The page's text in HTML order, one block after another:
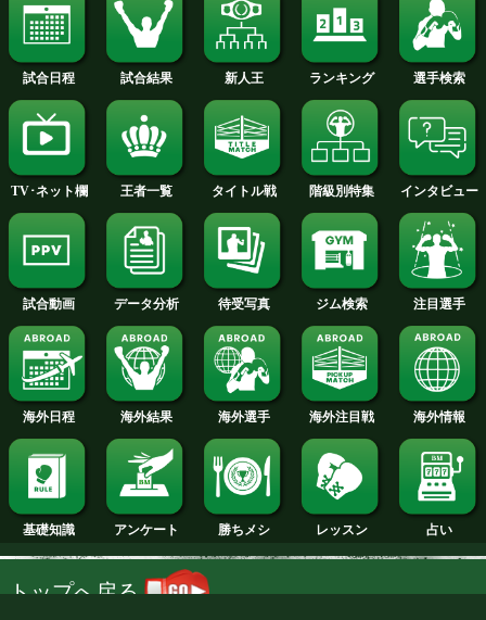
2015年
2014年
2013年
2012年
2011年
2010年